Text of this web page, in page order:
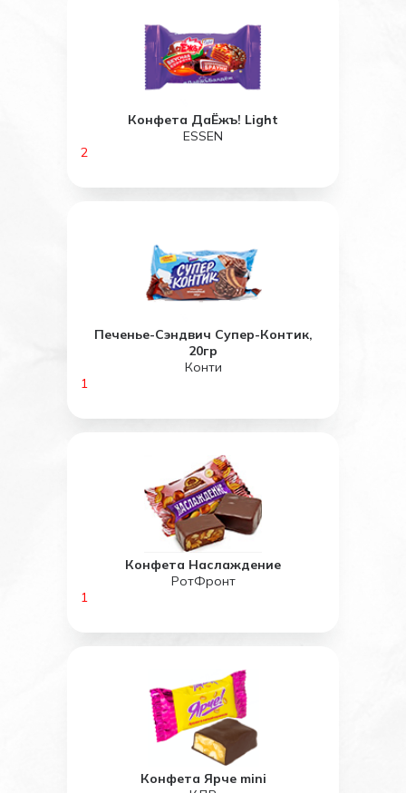
Конфета ДаЁжъ! Light
ESSEN
2
Печенье-Сэндвич Супер-Контик,
20гр
Конти
1
Конфета Наслаждение
РотФронт
1
Конфета Ярче mini